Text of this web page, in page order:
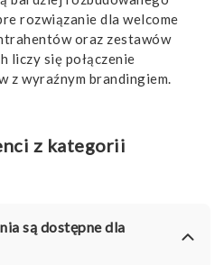
rozwiązanie dla welcome
oraz zestawów
liczy się połączenie
z wyraźnym brandingiem.
z kategorii
są dostępne dla